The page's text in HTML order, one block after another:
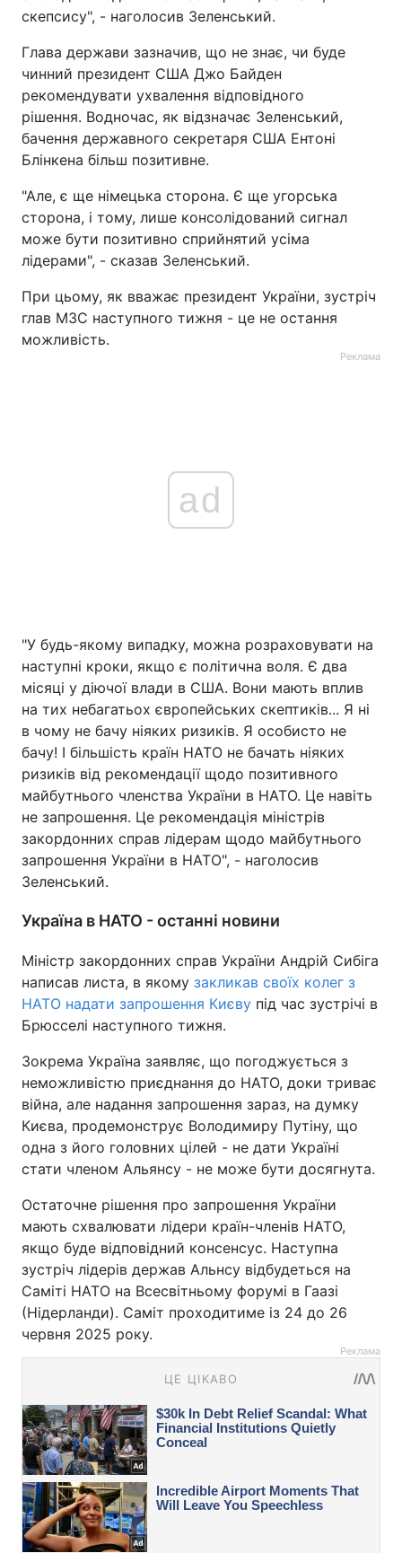
скепсису", - наголосив Зеленський.
Глава держави зазначив, що не знає, чи буде
чинний президент США Джо Байден
рекомендувати ухвалення відповідного
рішення. Водночас, як відзначає Зеленський,
бачення державного секретаря США Ентоні
Блінкена більш позитивне.
"Але, є ще німецька сторона. Є ще угорська
сторона, і тому, лише консолідований сигнал
може бути позитивно сприйнятий усіма
лідерами", - сказав Зеленський.
При цьому, як вважає президент України, зустріч
глав МЗС наступного тижня - це не остання
можливість.
Реклама
ad
"У будь-якому випадку, можна розраховувати на
наступні кроки, якщо є політична воля. Є два
місяці у діючої влади в США. Вони мають вплив
на тих небагатьох європейських скептиків... Я ні
в чому не бачу ніяких ризиків. Я особисто не
бачу! І більшість країн НАТО не бачать ніяких
ризиків від рекомендації щодо позитивного
майбутнього членства України в НАТО. Це навіть
не запрошення. Це рекомендація міністрів
закордонних справ лідерам щодо майбутнього
запрошення України в НАТО", - наголосив
Зеленський.
Україна в НАТО - останні новини
Міністр закордонних справ України Андрій Сибіга
написав листа, в якому закликав своїх колег з
НАТО надати запрошення Києву під час зустрічі в
Брюсселі наступного тижня.
Зокрема Україна заявляє, що погоджується з
неможливістю приєднання до НАТО, доки триває
війна, але надання запрошення зараз, на думку
Києва, продемонструє Володимиру Путіну, що
одна з його головних цілей - не дати Україні
стати членом Альянсу - не може бути досягнута.
Остаточне рішення про запрошення України
мають схвалювати лідери країн-членів НАТО,
якщо буде відповідний консенсус. Наступна
зустріч лідерів держав Альнсу відбудеться на
Саміті НАТО на Всесвітньому форумі в Гаазі
(Нідерланди). Саміт проходитиме із 24 до 26
червня 2025 року.
Реклама